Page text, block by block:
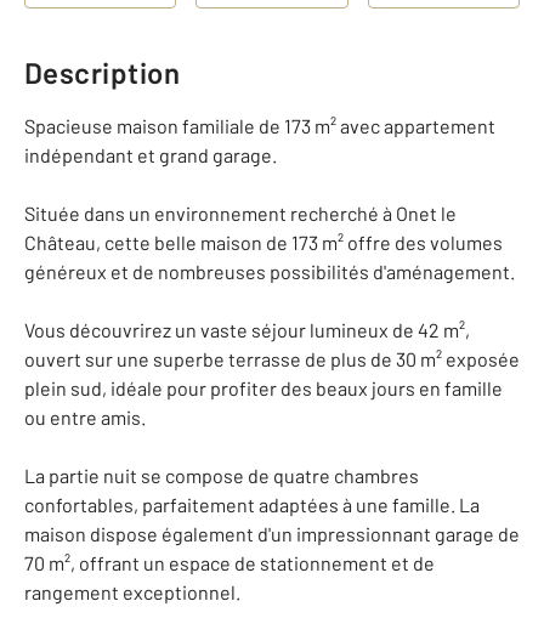
Description
Spacieuse maison familiale de 173 m² avec appartement
indépendant et grand garage.
Située dans un environnement recherché à Onet le
Château, cette belle maison de 173 m² offre des volumes
généreux et de nombreuses possibilités d'aménagement.
Vous découvrirez un vaste séjour lumineux de 42 m²,
ouvert sur une superbe terrasse de plus de 30 m² exposée
plein sud, idéale pour profiter des beaux jours en famille
ou entre amis.
La partie nuit se compose de quatre chambres
confortables, parfaitement adaptées à une famille. La
maison dispose également d'un impressionnant garage de
70 m², offrant un espace de stationnement et de
rangement exceptionnel.